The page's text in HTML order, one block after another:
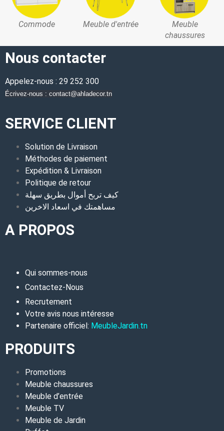
Commode Meuble d'entrée
Meuble
chaussures
Nous contacter
Appelez-nous : 29 252 300
Écrivez-nous : contact@ahladecor.tn
SERVICE CLIENT
Solution de Livraison
Méthodes de paiement
Expédition & Livraison
Politique de retour
كيف تربح أموال بطريق سهلة
مساهمتك في اسعاد الاخرين
A PROPOS
Qui sommes-nous
Contactez-Nous
Recrutement
Votre avis nous intéresse
Partenaire officiel: MeubleJardin.tn
PRODUITS
Promotions
Meuble chaussures
Meuble d’entrée
Meuble TV
Meuble de Jardin